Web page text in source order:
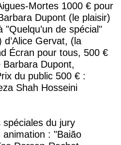
Mortes 1000 € pour
Dupont (le plaisir)
de spécial"
Gervat, (la
Écran pour tous, 500 €
Dupont,
du public 500 € :
Shah Hosseini
du jury
: "Baião